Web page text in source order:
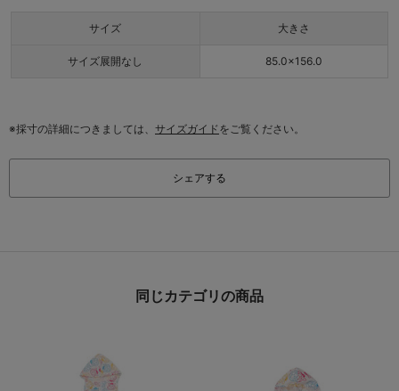
サイズ 大きさ
サイズ展開なし 85.0×156.0
※採寸の詳細につきましては、 サイズガイドをご覧ください。
シェアする
同じカテゴリの商品